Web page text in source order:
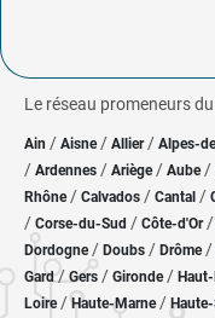
Le réseau promeneurs
Ain / Aisne/ Allier/ Alpes-
/ Ardennes / Ariège/ Aube/
Rhône/ Calvados / Cantal /
/ Corse-du-Sud / Côte-d'Or /
Dordogne/ Doubs / Drôme/
Gard/Gers / Gironde/
Loire/Haute-Marne/